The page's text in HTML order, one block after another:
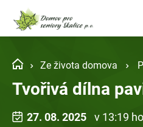
Ze života domova
Tvořivá dílna
27. 08. 2025 v 13:19